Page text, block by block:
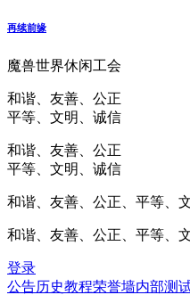
再续前缘
魔兽世界休闲工会
和谐、友善、公正
平等、文明、诚信
和谐、友善、公正
平等、文明、诚信
和谐、友善、公正、平等、
和谐、友善、公正、平等、
登录
公告历史教程荣誉墙内部测